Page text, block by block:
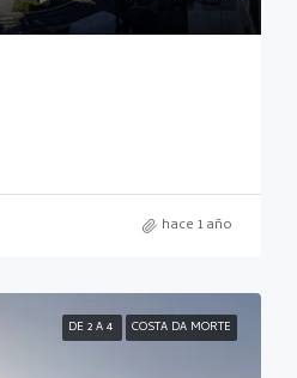
hace 1 año
DE 2 A 4 COSTA DA MORTE